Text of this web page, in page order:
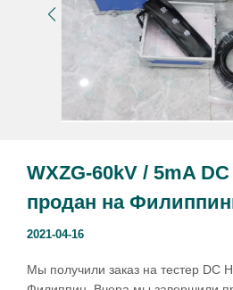
WXZG-60kV / 5mA
продан на
2021-04-16